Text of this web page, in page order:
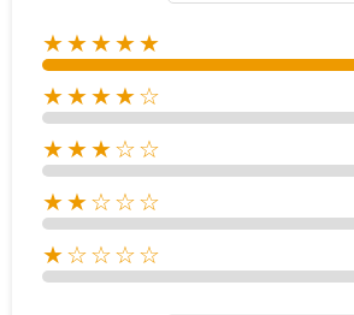
★★★★★
★★★★☆
★★★☆☆
★★☆☆☆
★☆☆☆☆